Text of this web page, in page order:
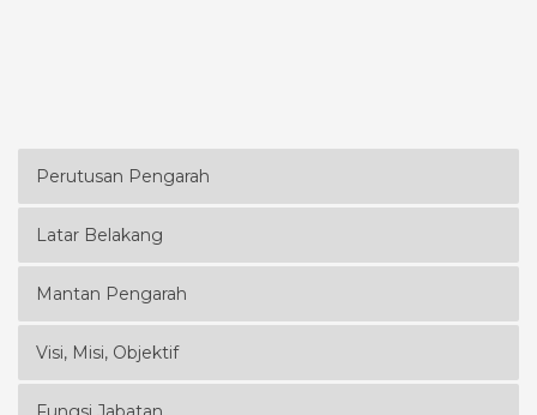
Perutusan Pengarah
Latar Belakang
Mantan Pengarah
Visi, Misi, Objektif